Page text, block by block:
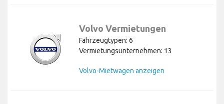
Volvo Vermietungen
Fahrzeugtypen: 6
Vermietungsunternehmen: 13
Volvo-Mietwagen anzeigen